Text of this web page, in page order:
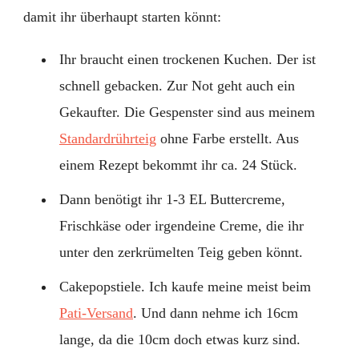
damit ihr überhaupt starten könnt:
Ihr braucht einen trockenen Kuchen. Der ist
schnell gebacken. Zur Not geht auch ein
Gekaufter. Die Gespenster sind aus meinem
Standardrührteig ohne Farbe erstellt. Aus
einem Rezept bekommt ihr ca. 24 Stück.
Dann benötigt ihr 1-3 EL Buttercreme,
Frischkäse oder irgendeine Creme, die ihr
unter den zerkrümelten Teig geben könnt.
Cakepopstiele. Ich kaufe meine meist beim
Pati-Versand. Und dann nehme ich 16cm
lange, da die 10cm doch etwas kurz sind.